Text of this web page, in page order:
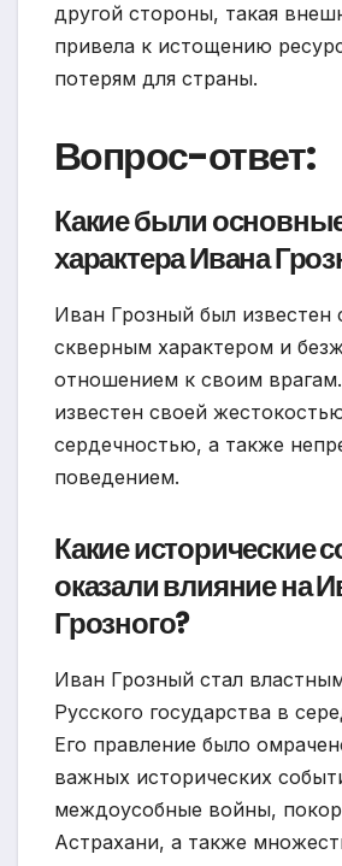
другой стороны, такая
привела к истощению
потерям для страны.
Вопрос-ответ:
Какие были
характера Ивана
Иван Грозный был известен
скверным характером и
отношением к своим
известен своей
сердечностью, а также
поведением.
Какие исторические
оказали влияние на
Грозного?
Иван Грозный стал
Русского государства в
Его правление было
важных исторических
междоусобные войны,
Астрахани, а также